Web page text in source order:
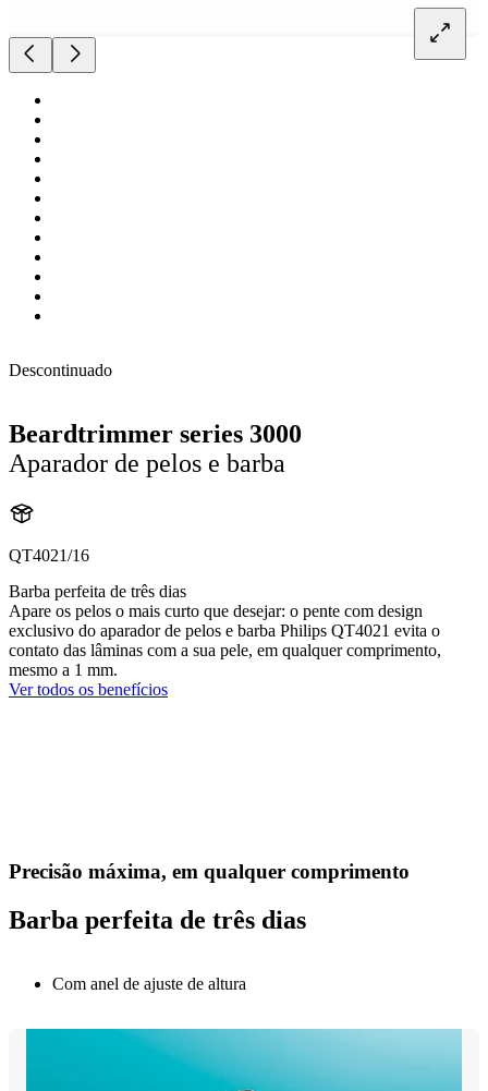
Descontinuado
Beardtrimmer series 3000
Aparador de pelos e barba
QT4021/16
Barba perfeita de três dias
Apare os pelos o mais curto que desejar: o pente com design
exclusivo do aparador de pelos e barba Philips QT4021 evita o
contato das lâminas com a sua pele, em qualquer comprimento,
mesmo a 1 mm.
Ver todos os benefícios
Precisão máxima, em qualquer comprimento
Barba perfeita de três dias
Com anel de ajuste de altura